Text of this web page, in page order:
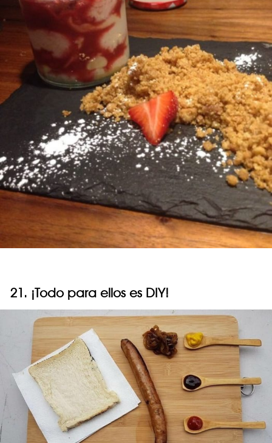
21. ¡Todo para ellos es DIY!